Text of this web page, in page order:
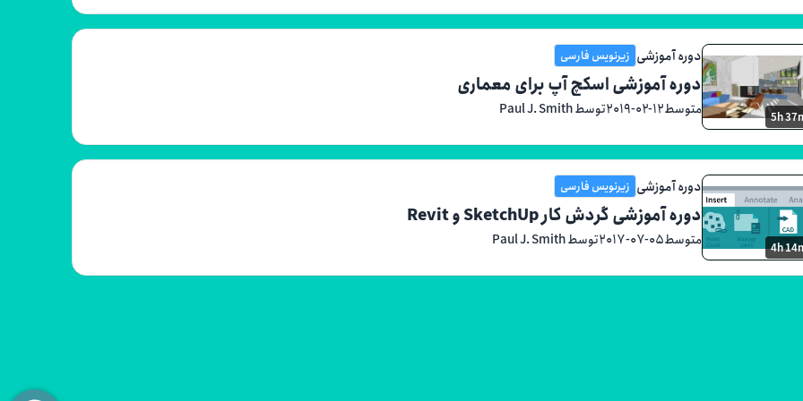
5h
دوره آموزشی زیرنویس فارسی
دوره آموزشی اسکچ آپ برای معماری
متوسط۲۰۱۹-۰۲-۱۲توسط Paul J. Smith
4h
دوره آموزشی زیرنویس فارسی
دوره آموزشی گردش کار SketchUp و Revit
متوسط۲۰۱۷-۰۷-۰۵توسط Paul J. Smith